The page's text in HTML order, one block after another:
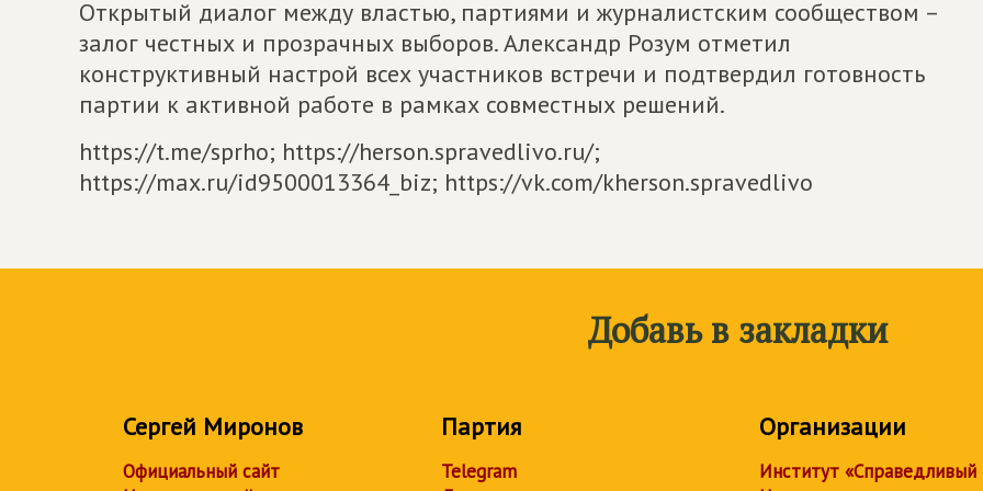
Открытый диалог между властью, партиями и журналистским сообществом –
залог честных и прозрачных выборов. Александр Розум отметил
конструктивный настрой всех участников встречи и подтвердил готовность
партии к активной работе в рамках совместных решений.
https://t.me/sprho; https://herson.spravedlivo.ru/;
https://max.ru/id9500013364_biz; https://vk.com/kherson.spravedlivo
Добавь в закладки
Сергей Миронов
Официальный сайт
Партия
Telegram
Организации
Институт «Справедливый